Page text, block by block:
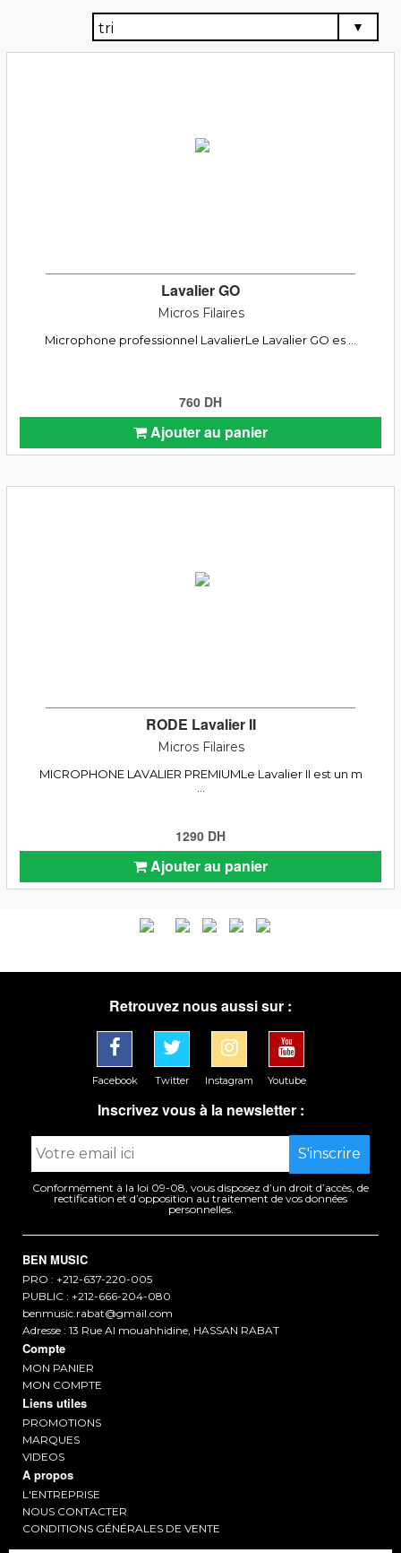
Lavalier GO
Micros Filaires
Microphone professionnel LavalierLe Lavalier GO es ...
760 DH
Ajouter au panier
RODE Lavalier II
Micros Filaires
MICROPHONE LAVALIER PREMIUMLe Lavalier II est un m
1290 DH
Ajouter au panier
Retrouvez nous aussi sur :
Facebook Twitter Instagram Youtube
Inscrivez vous à la newsletter :
Conformément à la loi 09-08, vous disposez d’un droit d’accès, de
rectification et d’opposition au traitement de vos données
personnelles.
BEN MUSIC
PRO : +212-637-220-005
PUBLIC : +212-666-204-080
benmusic.rabat@gmail.com
Adresse : 13 Rue Al mouahhidine, HASSAN RABAT
Compte
MON PANIER
MON COMPTE
Liens utiles
PROMOTIONS
MARQUES
VIDEOS
A propos
L'ENTREPRISE
NOUS CONTACTER
CONDITIONS GÉNÉRALES DE VENTE